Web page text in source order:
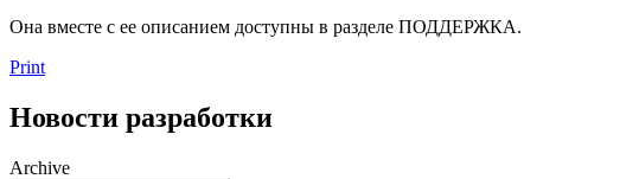
Она вместе с ее описанием доступны в разделе ПОДДЕРЖКА.
Print
Новости разработки
Archive